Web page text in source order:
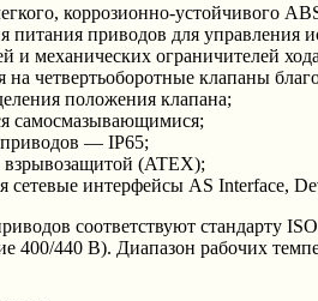
коррозионно-устойчивого
питания приводов для управления
и механических ограничителей
четвертьоборотные клапаны
положения клапана;
самосмазывающимися;
приводов — IP65;
(ATEX);
сетевые интерфейсы AS Interface,
соответствуют стандарту
400/440 В). Диапазон рабочих